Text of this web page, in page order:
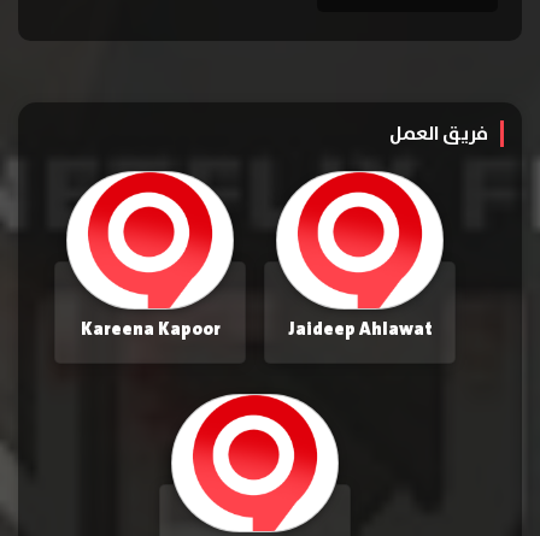
فريق العمل
Jaideep Ahlawat
Kareena Kapoor